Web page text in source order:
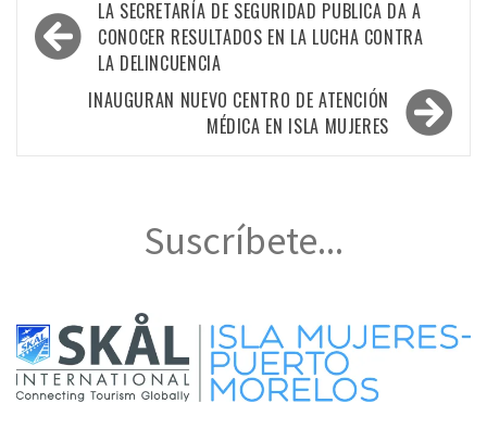
de
entradas
LA SECRETARÍA DE SEGURIDAD PUBLICA DA A
CONOCER RESULTADOS EN LA LUCHA CONTRA
LA DELINCUENCIA
INAUGURAN NUEVO CENTRO DE ATENCIÓN
MÉDICA EN ISLA MUJERES
Suscríbete...